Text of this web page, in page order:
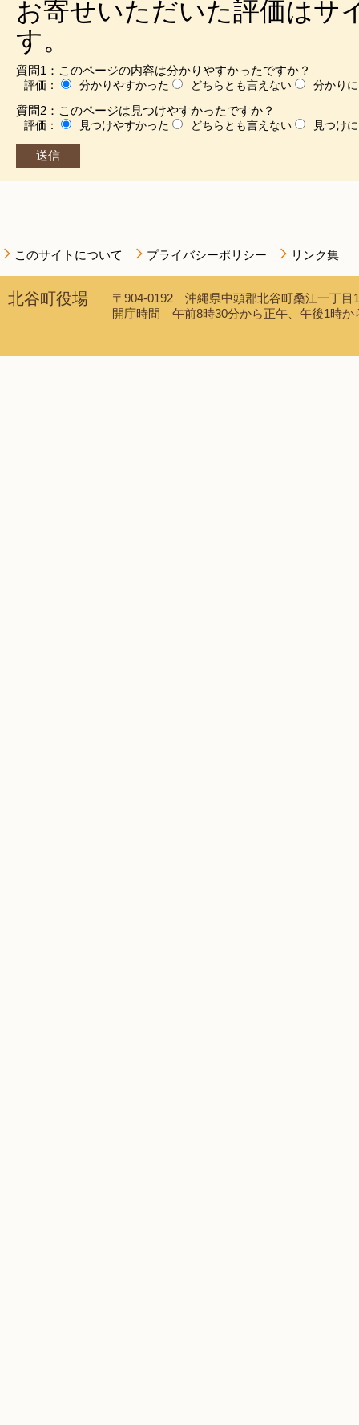
お寄せいただいた評価はサ
す。
質問1：このページの内容は分かりやすかったですか？
評価： 分かりやすかった どちらとも言えない 分かり
質問2：このページは見つけやすかったですか？
評価： 見つけやすかった どちらとも言えない 見つけ
このサイトについて プライバシーポリシー リンク集
北谷町役場
〒904-0192 沖縄県中頭郡北谷町桑江一丁
開庁時間 午前8時30分から正午、午後1時か